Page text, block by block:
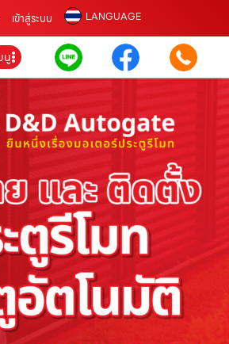
เข้าสู่ระบบ LANGUAGE
นู